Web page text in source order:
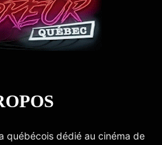
québécois dédié au cinéma de